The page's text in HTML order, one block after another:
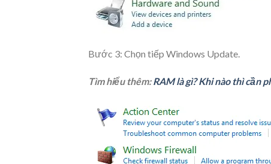
Bước 3: Chọn tiếp Windows Update.
Tìm hiểu thêm:RAM là gì? Khi nào thì cần